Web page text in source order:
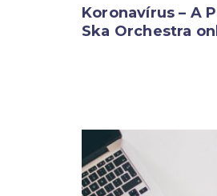
Koronavírus – A
Ska Orchestra